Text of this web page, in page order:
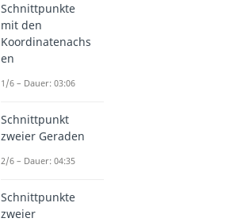
Schnittpunkte
mit den
Koordinatenachs
en
1/6 – Dauer: 03:06
Schnittpunkt
zweier Geraden
2/6 – Dauer: 04:35
Schnittpunkte
zweier